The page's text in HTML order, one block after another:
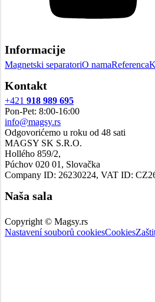
Informacije
Magnetski separatoriO namaReferenca
Kontakt
+421 918 989 695
Pon-Pet: 8:00-16:00
info@magsy.rs
Odgovorićemo u roku od 48 sati
MAGSY SK S.R.O.
Hollého 859/2,
Púchov 020 01, Slovačka
Company ID: 26230224, VAT ID:
Naša sala
Copyright © Magsy.rs
Nastavení souborů cookiesCookies